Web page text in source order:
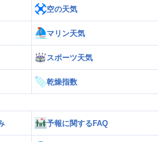
空の天気
マリン天気
スポーツ天気
乾燥指数
予報に関するFAQ